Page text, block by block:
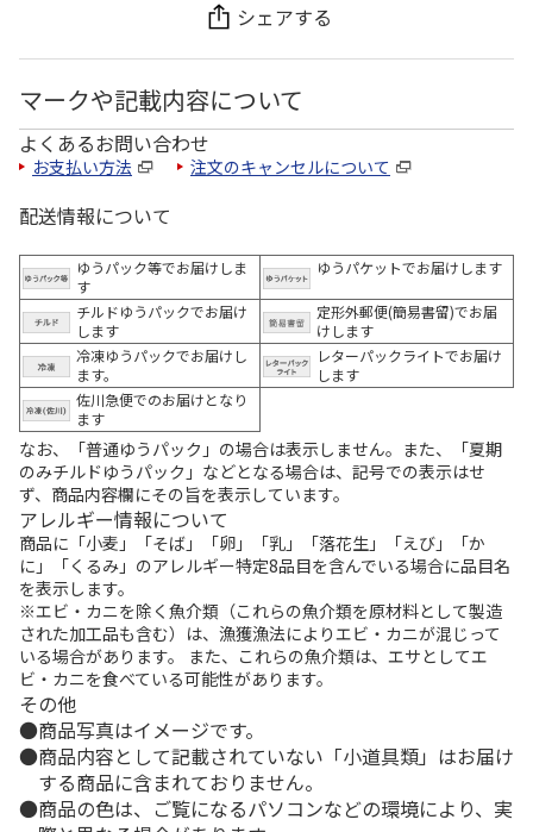
シェアする
マークや記載内容について
よくあるお問い合わせ
お支払い方法 注文のキャンセルについて
配送情報について
ゆうパック等でお届けしま
す
ゆうパケットでお届けします
チルドゆうパックでお届け
します
定形外郵便(簡易書留)でお届
けします
冷凍ゆうパックでお届けし
ます。
レターパックライトでお届け
します
佐川急便でのお届けとなり
ます
なお、「普通ゆうパック」の場合は表示しません。また、「夏期
のみチルドゆうパック」などとなる場合は、記号での表示はせ
ず、商品内容欄にその旨を表示しています。
アレルギー情報について
商品に「小麦」「そば」「卵」「乳」「落花生」「えび」「か
に」「くるみ」のアレルギー特定8品目を含んでいる場合に品目名
を表示します。
※エビ・カニを除く魚介類（これらの魚介類を原材料として製造
された加工品も含む）は、漁獲漁法によりエビ・カニが混じって
いる場合があります。 また、これらの魚介類は、エサとしてエ
ビ・カニを食べている可能性があります。
その他
商品写真はイメージです。
商品内容として記載されていない「小道具類」はお届け
する商品に含まれておりません。
商品の色は、ご覧になるパソコンなどの環境により、実